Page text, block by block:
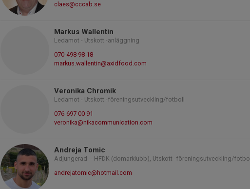
claes@cccab.se
Markus Wallentin
Ledamot - Utskott -anläggning
070-498 98 18
markus.wallentin@axidfood.com
Veronika Chromik
Ledamot - Utskott -föreningsutveckling/fotboll
076-697 00 91
veronika@nikacommunication.com
Andreja Tomic
Adjungerad -- HFDK (domarklubb), Utskott -föreningsutveckling/fotboll
andrejatomic@hotmail.com